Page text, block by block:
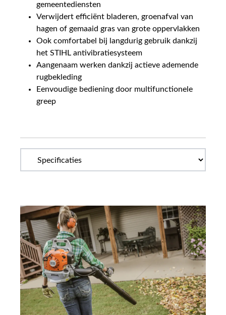
gemeentediensten
Verwijdert efficiënt bladeren, groenafval van
hagen of gemaaid gras van grote oppervlakken
Ook comfortabel bij langdurig gebruik dankzij
het STIHL antivibratiesysteem
Aangenaam werken dankzij actieve ademende
rugbekleding
Eenvoudige bediening door multifunctionele
greep